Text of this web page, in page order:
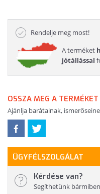
Rendelje meg most!
A terméket
jótállással
OSSZA MEG A TERMÉKET
Ajánlja barátainak,
ÜGYFÉLSZOLGÁLAT
Kérdése van?
Segíthetünk